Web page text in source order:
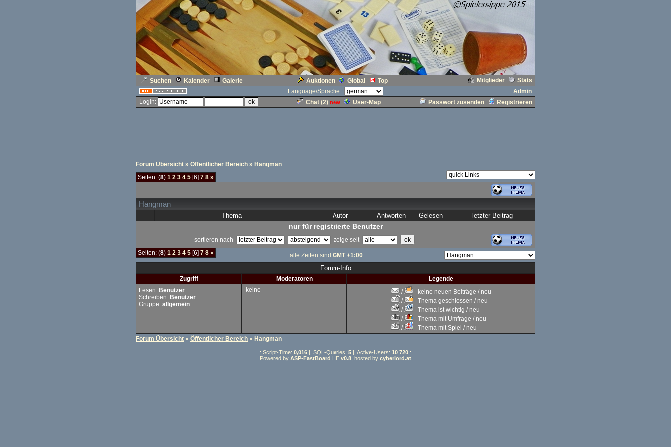
Suchen Kalender Galerie Auktionen Global Top Mitglieder
Stats
Language/Sprache:
Admin
Login:
Chat (2) new User-Map Passwort zusenden Registrieren
Forum Übersicht » Öffentlicher Bereich » Hangman
Seiten: (8) 1 2 3 4 5 [6] 7 8 »
Hangman
Thema Autor Antworten Gelesen letzter Beitrag
nur für registrierte Benutzer
sortieren nach
zeige seit
Seiten: (8) 1 2 3 4 5 [6] 7 8 » alle Zeiten sind GMT +1:00
Forum-Info
Zugriff Moderatoren
Legende
Lesen: Benutzer
Schreiben: Benutzer
Gruppe: allgemein
keine /
keine neuen Beiträge / neu
/
Thema geschlossen / neu
/
Thema ist wichtig / neu
/
Thema mit Umfrage / neu
/
Thema mit Spiel / neu
Forum Übersicht » Öffentlicher Bereich » Hangman
.: Script-Time: 0,016 || SQL-Queries: 5 || Active-Users: 10 720 :.
Powered by ASP-FastBoard HE v0.8 , hosted by cyberlord.at